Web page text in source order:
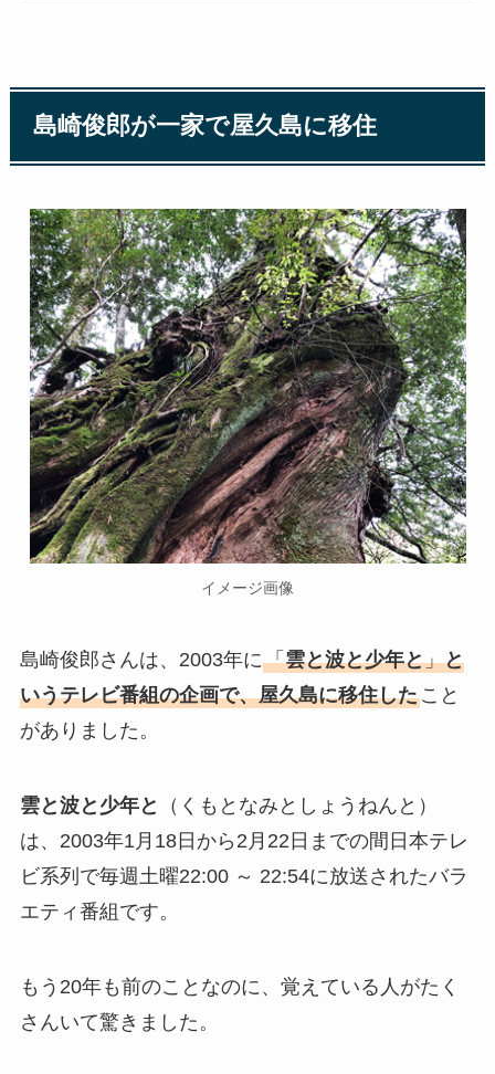
島崎俊郎が一家で屋久島に移住
イメージ画像
島崎俊郎さんは、2003年に「雲と波と少年と」と
いうテレビ番組の企画で、屋久島に移住したこと
がありました。
雲と波と少年と
（くもとなみとしょうねんと）
は、2003年1月18日から2月22日までの間日本テレ
ビ系列で毎週土曜22:00 ～ 22:54に放送されたバラ
エティ番組です。
もう20年も前のことなのに、覚えている人がたく
さんいて驚きました。